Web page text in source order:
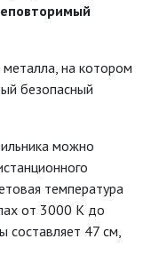
СИСТЕМЫ
КАБЕЛЬ
(LED
ЛЕНТЫ)
СВЕТОДИОДНЫЕ
на котором
безопасный
можно
температура
от 3000 К до
47 см,